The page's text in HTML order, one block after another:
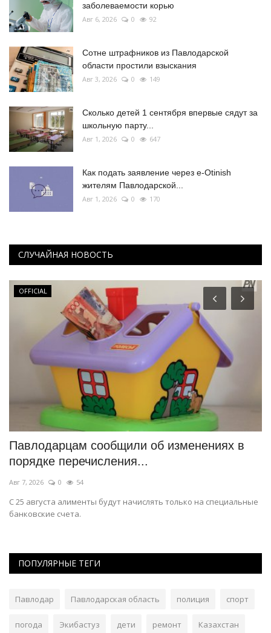
заболеваемости корью
Авг 6, 2026 0 92
Сотне штрафников из Павлодарской
области простили взыскания
Авг 3, 2026 0 149
Сколько детей 1 сентября впервые сядут за
школьную парту...
Авг 1, 2026 0 647
Как подать заявление через e-Otinish
жителям Павлодарской...
Авг 1, 2026 0 170
СЛУЧАЙНАЯ НОВОСТЬ
OFFICIAL
Павлодарцам сообщили об изменениях в
порядке перечисления...
Авг 7, 2026 0 54
С 25 августа алименты будут начислять только на специальные
банковские счета.
ПОПУЛЯРНЫЕ ТЕГИ
Павлодар Павлодарская область полиция спорт
погода Экибастуз дети ремонт Казахстан